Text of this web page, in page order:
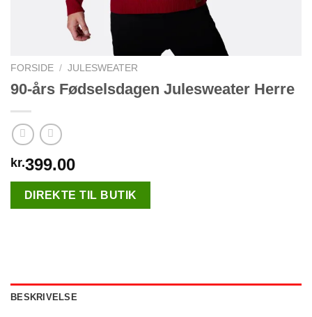
FORSIDE / JULESWEATER
90-års Fødselsdagen Julesweater Herre
kr.399.00
DIREKTE TIL BUTIK
BESKRIVELSE